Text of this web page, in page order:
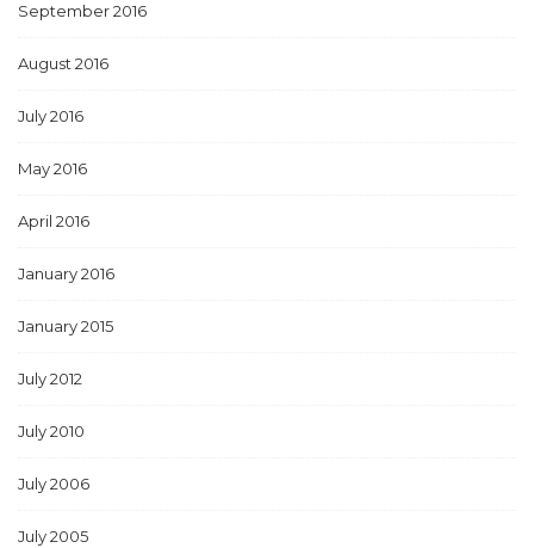
September 2016
August 2016
July 2016
May 2016
April 2016
January 2016
January 2015
July 2012
July 2010
July 2006
July 2005